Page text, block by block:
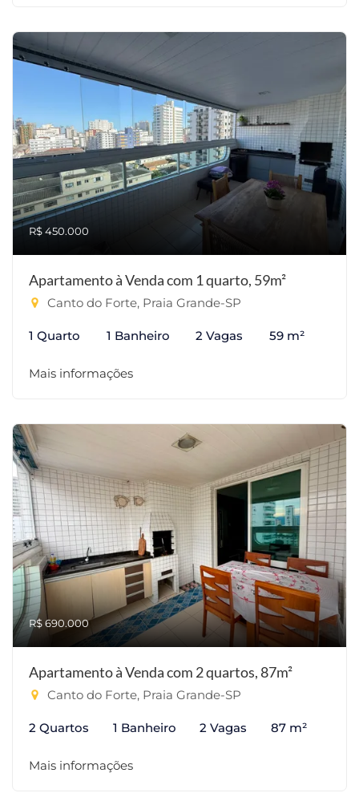
R$ 450.000
Apartamento à Venda com 1 quarto, 59m²
Canto do Forte, Praia Grande-SP
1 Quarto 1 Banheiro 2 Vagas 59 m²
Mais informações
R$ 690.000
Apartamento à Venda com 2 quartos, 87m²
Canto do Forte, Praia Grande-SP
2 Quartos 1 Banheiro 2 Vagas 87 m²
Mais informações